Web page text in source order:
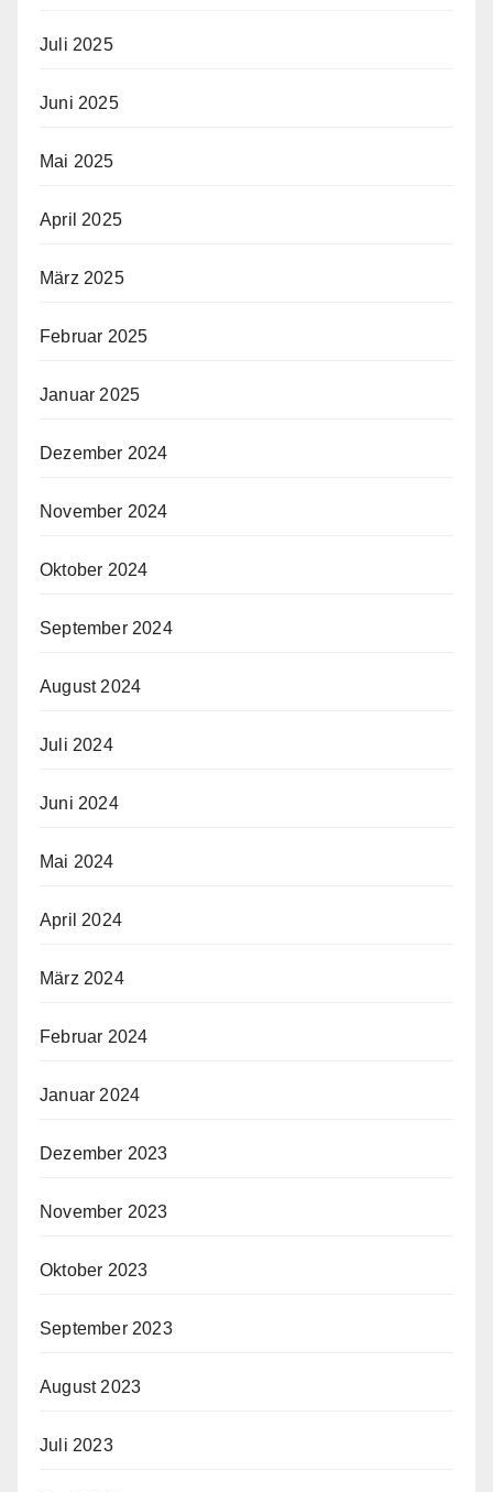
Juli 2025
Juni 2025
Mai 2025
April 2025
März 2025
Februar 2025
Januar 2025
Dezember 2024
November 2024
Oktober 2024
September 2024
August 2024
Juli 2024
Juni 2024
Mai 2024
April 2024
März 2024
Februar 2024
Januar 2024
Dezember 2023
November 2023
Oktober 2023
September 2023
August 2023
Juli 2023